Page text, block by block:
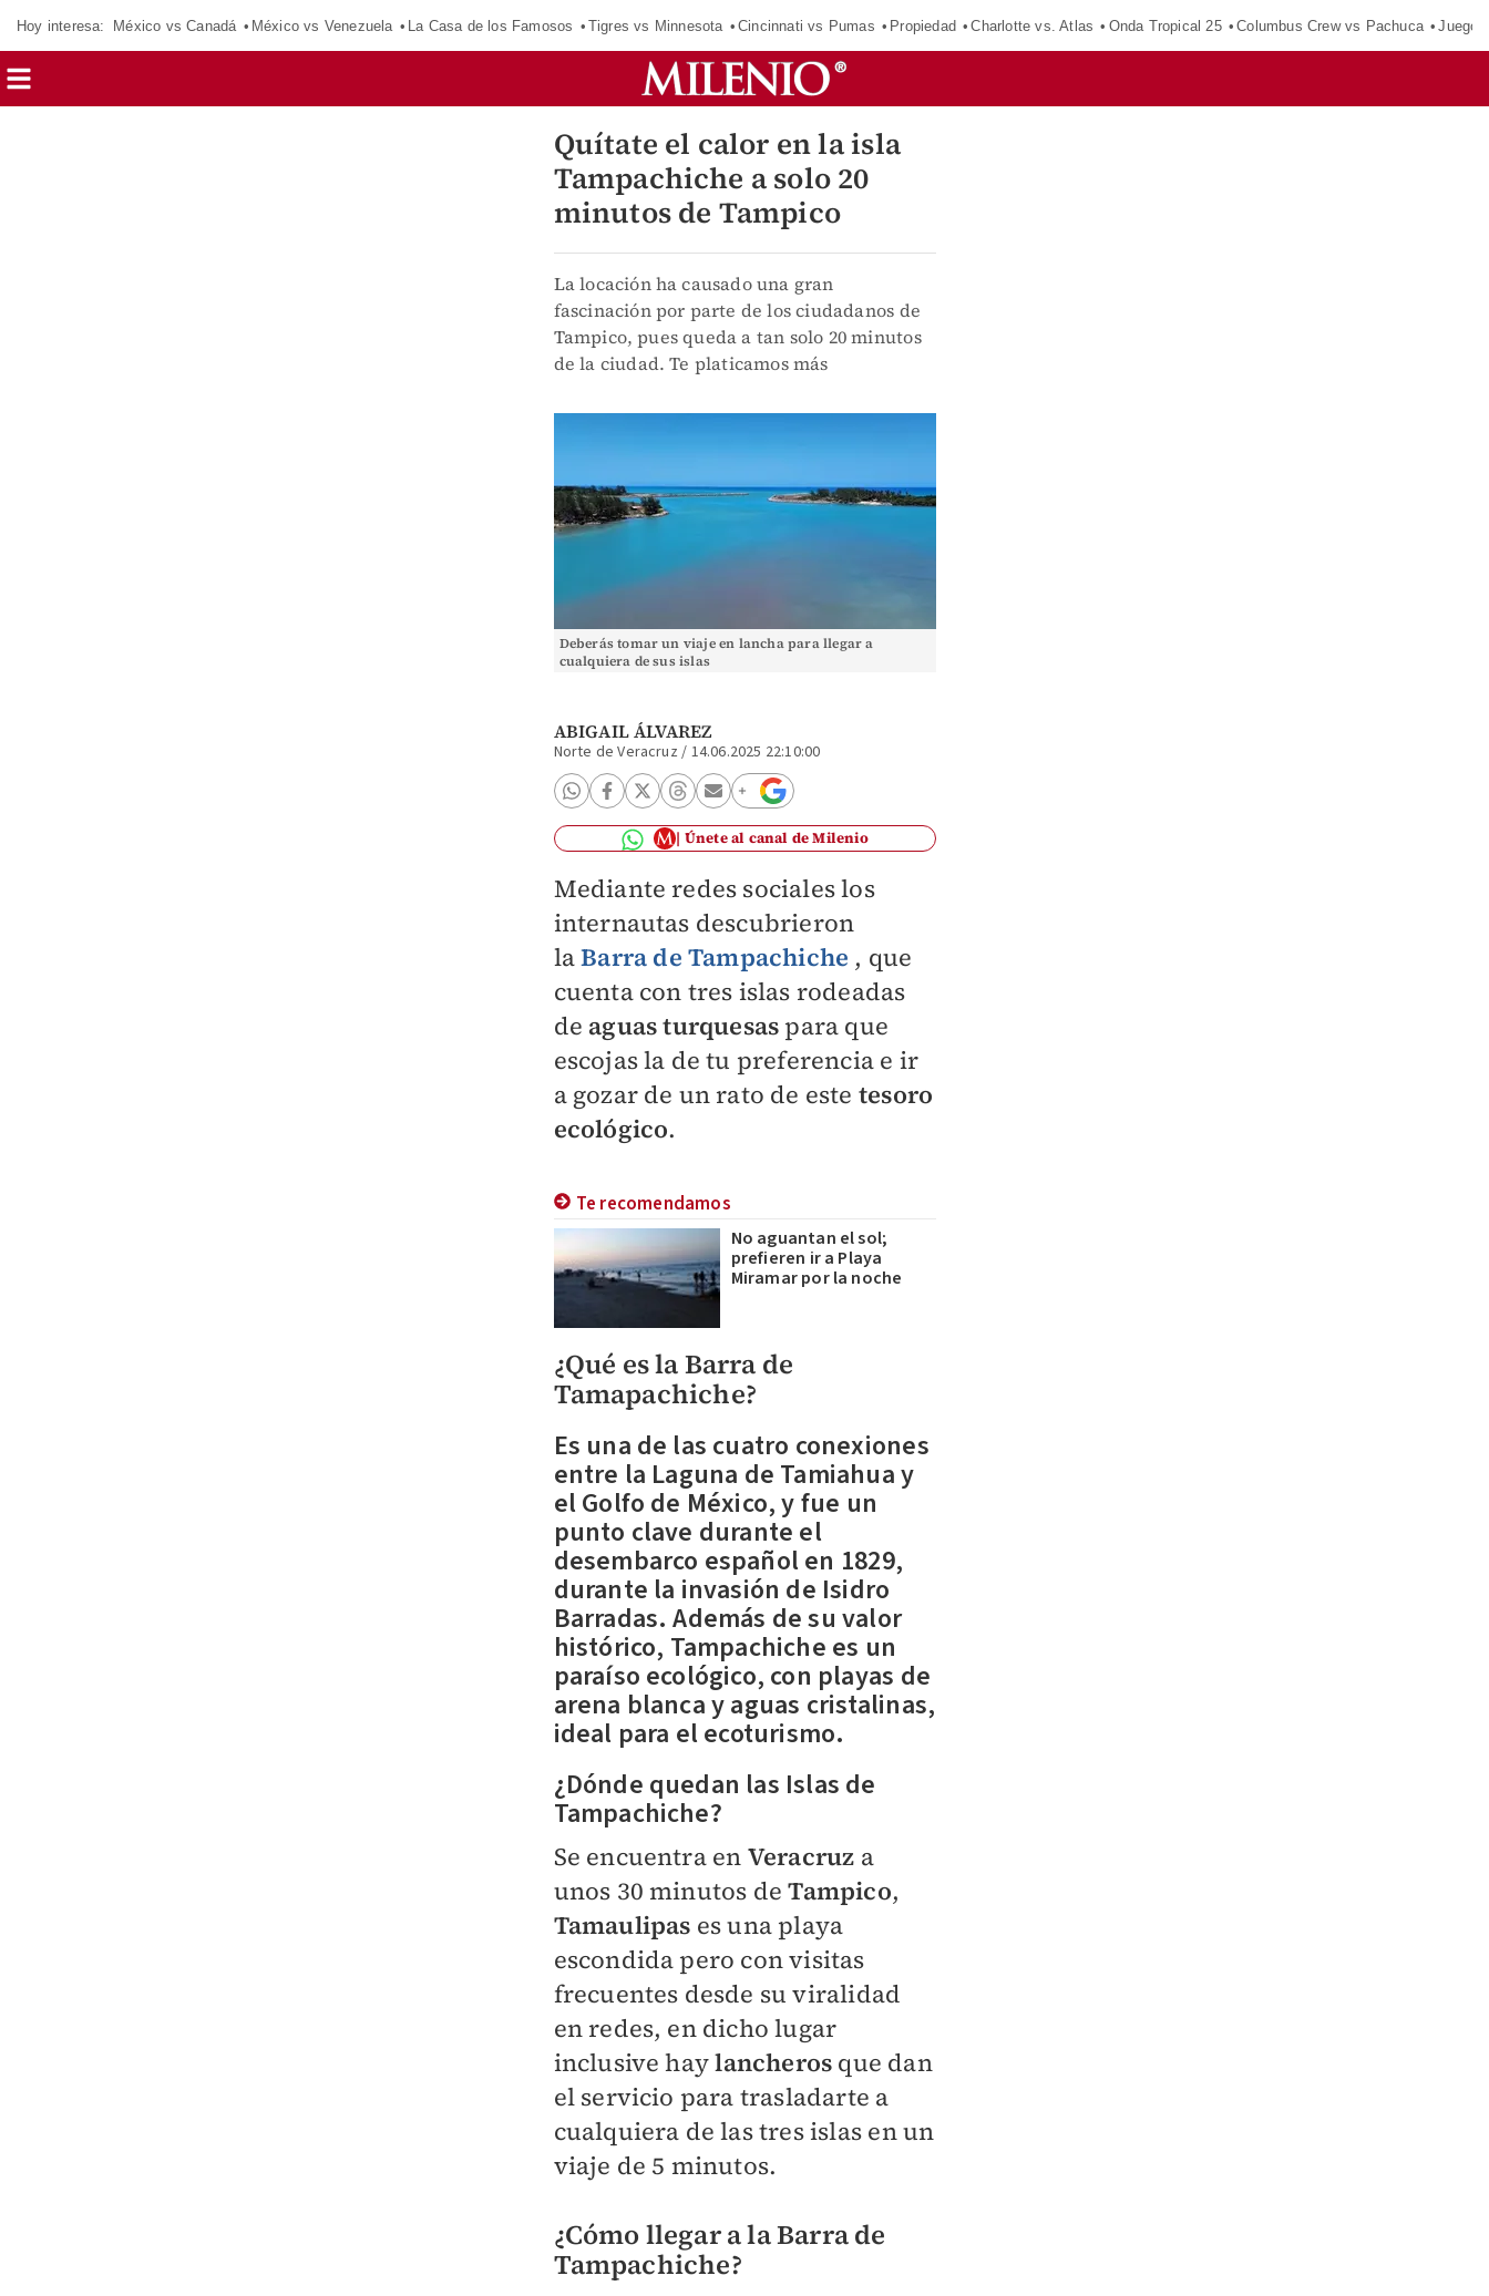
Hoy interesa: México vs Canadá México vs Venezuela La Casa de los Famosos Tigres vs Minnesota Cincinnati vs Pumas Propiedad Charlotte vs. Atlas Onda Tropical 25 Columbus Crew vs Pachuca
Quítate el calor en la isla
Tampachiche a solo 20
minutos de Tampico
La locación ha causado una gran
fascinación por parte de los ciudadanos de
Tampico, pues queda a tan solo 20 minutos
de la ciudad. Te platicamos más
Deberás tomar un viaje en lancha para llegar a
cualquiera de sus islas
ABIGAIL ÁLVAREZ
Norte de Veracruz / 14.06.2025 22:10:00
Únete al canal de Milenio
Mediante redes sociales los
internautas descubrieron
laBarra de Tampachiche , que
cuenta con tres islas rodeadas
de aguas turquesas para que
escojas la de tu preferencia e ir
a gozar de un rato de este tesoro
ecológico.
Te recomendamos
No aguantan el sol;
prefieren ir a Playa
Miramar por la noche
¿Qué es la Barra de
Tamapachiche?
Es una de las cuatro conexiones
entre la Laguna de Tamiahua y
el Golfo de México, y fue un
punto clave durante el
desembarco español en 1829,
durante la invasión de Isidro
Barradas. Además de su valor
histórico, Tampachiche es un
paraíso ecológico, con playas de
arena blanca y aguas cristalinas,
ideal para el ecoturismo.
¿Dónde quedan las Islas de
Tampachiche?
Se encuentra en Veracruz a
unos 30 minutos deTampico,
Tamaulipas es una playa
escondida pero con visitas
frecuentes desde su viralidad
en redes, en dicho lugar
inclusive haylancheros que dan
el servicio para trasladarte a
cualquiera de las tres islas en un
viaje de 5 minutos.
¿Cómo llegar a la Barra de
Tampachiche?